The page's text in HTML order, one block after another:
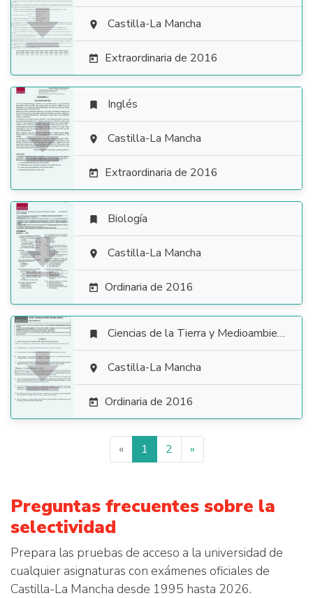
  Castilla-La Mancha
 Extraordinaria de 2016

 Inglés
 Castilla-La Mancha
 Extraordinaria de 2016

 Biología
 Castilla-La Mancha
 Ordinaria de 2016

 Ciencias de la Tierra y Medioambientales
 Castilla-La Mancha
 Ordinaria de 2016
« 1 2 »
Preguntas frecuentes sobre la
selectividad
Prepara las pruebas de acceso a la universidad de
cualquier asignaturas con exámenes oficiales de
Castilla-La Mancha desde 1995 hasta 2026.